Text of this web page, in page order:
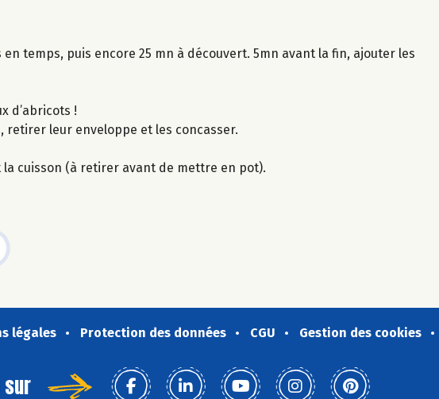
temps, puis encore 25 mn à découvert. 5mn avant la fin, ajouter les
d’abricots !
retirer leur enveloppe et les concasser.
cuisson (à retirer avant de mettre en pot).
légales Protection des données CGU Gestion des cookies
sur